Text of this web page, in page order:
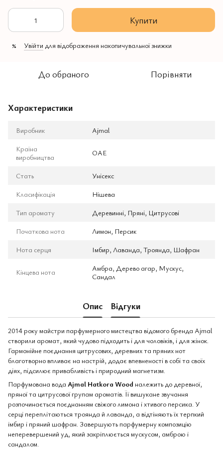
Купити
% Увійти для відображення накопичувальної знижки
До обраного Порівняти
Характеристики
Виробник
Ajmal
Країна
виробництва
ОАЕ
Стать
Унісекс
Класифікація
Нішева
Тип аромату
Деревинні, Пряні, Цитрусові
Початкова нота
Лимон, Персик
Нота серця
Імбир, Лаванда, Троянда, Шафран
Кінцева нота
Амбра, Дерево агар, Мускус,
Сандал
Опис Відгуки
2014 року майстри парфумерного мистецтва відомого бренда Ajmal
створили аромат, який чудово підходить і для чоловіків, і для жінок.
Гармонійне поєднання цитрусових, деревних та пряних нот
благотворно впливає на настрій, додає впевненості в собі та своїх
діях, підсилює привабливість і природний магнетизм.
Парфумована вода Ajmal Hatkora Wood належить до деревної,
пряної та цитрусової групам ароматів. Її вишукане звучання
розпочинається поєднанням свіжого лимона і хтивого персика. У
серці переплітаються троянда й лаванда, а відтіняють їх терпкий
імбир і пряний шафран. Завершують парфумерну композицію
неперевершений уд, який закріплюється мускусом, амброю і
сандалом.